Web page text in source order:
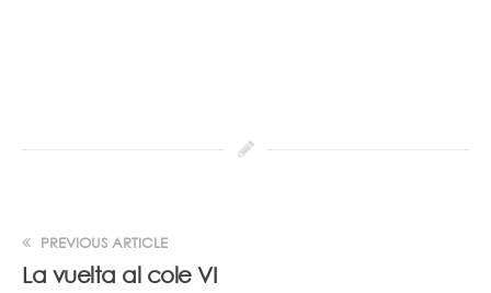
PREVIOUS ARTICLE
La vuelta al cole VI